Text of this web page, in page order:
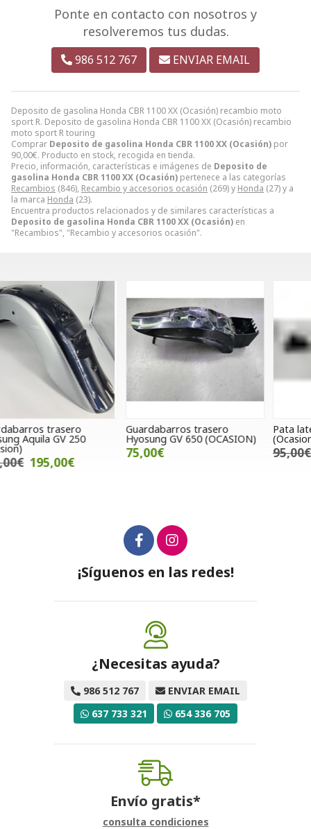
Deposito de gasolina Honda CBR 1100 XX (Ocasión) recambio moto
sport R. Deposito de gasolina Honda CBR 1100 XX (Ocasión) recambio
moto sport R touring
Comprar Deposito de gasolina Honda CBR 1100 XX (Ocasión) por
90,00€. Producto en stock, recogida en tienda.
Precio, información, características e imágenes de Deposito de
gasolina Honda CBR 1100 XX (Ocasión) pertenece a las categorías
Recambios (846), Recambio y accesorios ocasión (269) y Honda (27) y a
la marca Honda (23).
Encuentra productos relacionados y de similares características a
Deposito de gasolina Honda CBR 1100 XX (Ocasión) en
"Recambios", "Recambio y accesorios ocasión".
Ponte en contacto con nosotros y
resolveremos tus dudas.
986 512 767 ENVIAR EMAIL
Guardabarros trasero
Hyosung GV 650 (OCASION)
75,00€
Pata lateral gasgas TXT Pro
(Ocasion)
95,00€
¡Síguenos en las redes!
¿Necesitas ayuda?
986 512 767
ENVIAR EMAIL
637 733 321
654 336 705
Envío gratis*
consulta condiciones